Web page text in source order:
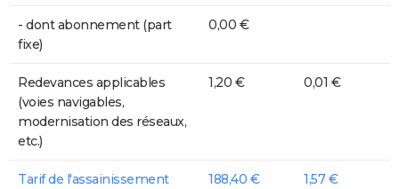
- dont abonnement (part
fixe)
0,00 €
Redevances applicables
(voies navigables,
modernisation des réseaux,
etc.)
1,20 € 0,01 €
Tarif de l'assainissement
188,40 € 1,57 €